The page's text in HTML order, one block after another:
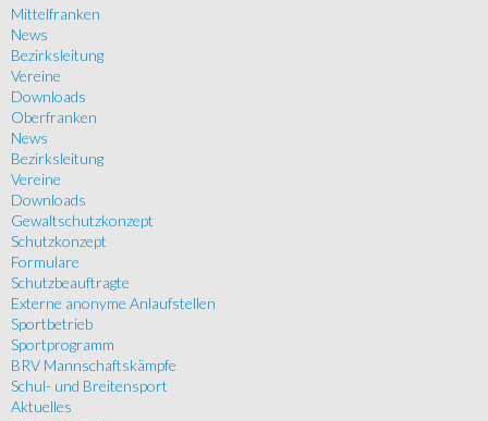
Mittelfranken
News
Bezirksleitung
Vereine
Downloads
Oberfranken
News
Bezirksleitung
Vereine
Downloads
Gewaltschutzkonzept
Schutzkonzept
Formulare
Schutzbeauftragte
Externe anonyme Anlaufstellen
Sportbetrieb
Sportprogramm
BRV Mannschaftskämpfe
Schul- und Breitensport
Aktuelles